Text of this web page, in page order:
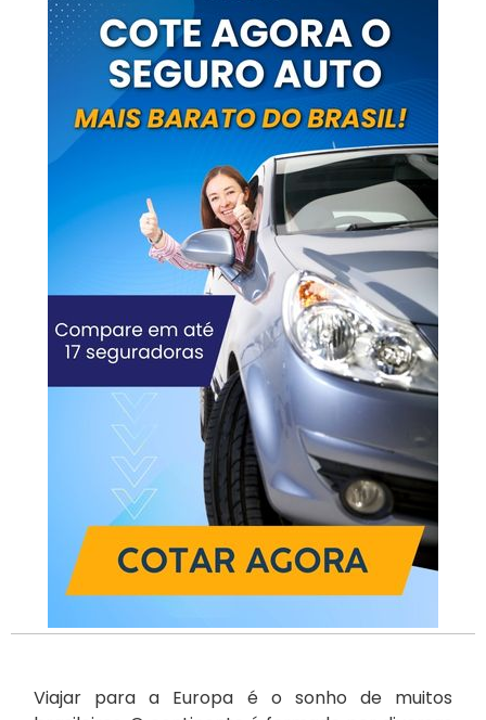
Viajar para a Europa é o sonho de muitos